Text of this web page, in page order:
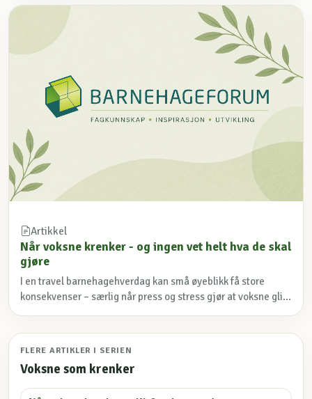
Artikkel
Når voksne krenker - og ingen vet helt hva de skal
gjøre
I en travel barnehagehverdag kan små øyeblikk få store
konsekvenser – særlig når press og stress gjør at voksne gli...
FLERE ARTIKLER I SERIEN
Voksne som krenker